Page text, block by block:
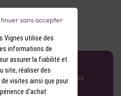
France
Comptoir des Vignes
!
Vignes utilise des
informations de
assurer la fiabilité et
site, réaliser des
visites ainsi que pour
d'achat
sans accepter